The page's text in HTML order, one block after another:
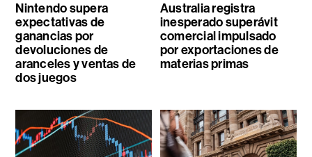
Nintendo supera
expectativas de
ganancias por
devoluciones de
aranceles y ventas de
dos juegos
Australia registra
inesperado superávit
comercial impulsado
por exportaciones de
materias primas